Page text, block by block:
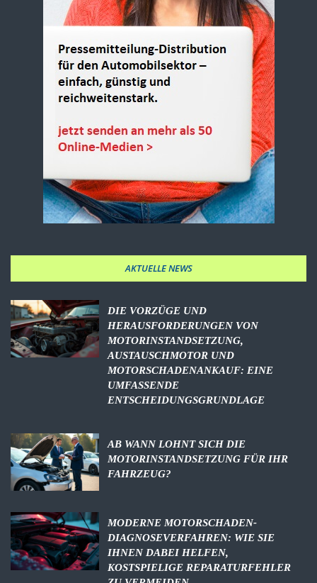
AKTUELLE NEWS
DIE VORZÜGE UND
HERAUSFORDERUNGEN VON
MOTORINSTANDSETZUNG,
AUSTAUSCHMOTOR UND
MOTORSCHADENANKAUF: EINE
UMFASSENDE
ENTSCHEIDUNGSGRUNDLAGE
AB WANN LOHNT SICH DIE
MOTORINSTANDSETZUNG FÜR IHR
FAHRZEUG?
MODERNE MOTORSCHADEN-
DIAGNOSEVERFAHREN: WIE SIE
IHNEN DABEI HELFEN,
KOSTSPIELIGE REPARATURFEHLER